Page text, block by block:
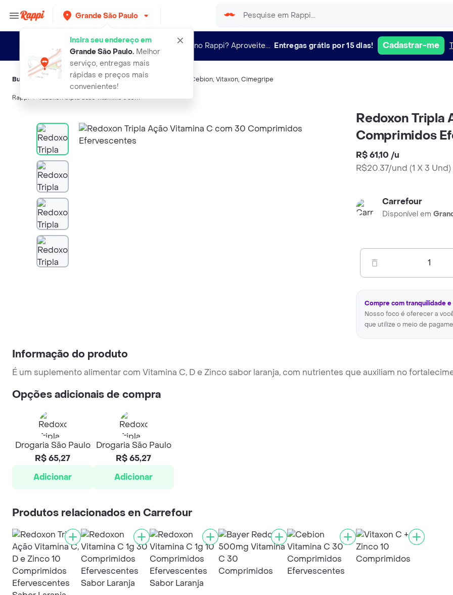
Grande São Paulo
Insira seu endereço em
Grande São Paulo.Melhor
serviço, entregas mais
rápidas e preços mais
convenientes!
Novo no Rappi? Aproveite... Entregas grátis por 15 dias! Cadastrar-me
Buscas relacionadas:Vitamínas e multivitamínas Cebion, Vitaxon, Cimegripe
Rappi redoxon tripla acao vitamina c com
Redoxon Tripla
Comprimidos
R$ 61,10 /u
R$20.37/und (1 X 3 Und)
Carrefour
Disponível em
1
Compre com tranquilidade e
Nosso foco é oferecer a
que utilize o meio de
Informação do produto
É um suplemento alimentar com Vitamina C, D e Zinco sabor laranja, com nutrientes que auxiliam no
Opções adicionais de compra
Drogaria São Paulo
R$ 65,27
Adicionar
Drogaria São Paulo
R$ 65,27
Adicionar
Produtos relacionados en Carrefour